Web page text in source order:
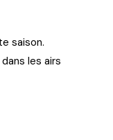
saison.
les airs